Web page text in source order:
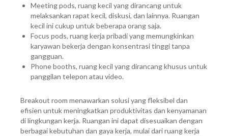
Meeting pods, ruang kecil yang dirancang untuk
melaksankan rapat kecil, diskusi, dan lainnya. Ruangan
kecil ini cukup untuk beberapa orang saja.
Focus pods, ruang kerja pribadi yang memungkinkan
karyawan bekerja dengan konsentrasi tinggi tanpa
gangguan.
Phone booths, ruang kecil yang dirancang khusus untuk
panggilan telepon atau video.
Breakout room menawarkan solusi yang fleksibel dan
efisien untuk meningkatkan produktivitas dan kenyamanan
di lingkungan kerja. Ruangan ini dapat disesuaikan dengan
berbagai kebutuhan dan gaya kerja, mulai dari ruang kerja